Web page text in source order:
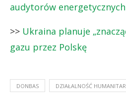
audytorów
>> Ukraina planuje
gazu przez Polskę
DONBAS DZIAŁALNOŚĆ